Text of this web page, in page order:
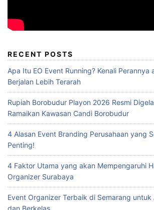
RECENT POSTS
Apa Itu EO Event Running? Kenali Perannya
Berjalan Lebih Terarah
Rupiah Borobudur Playon 2026 Resmi
Ramaikan Kawasan Candi Borobudur
4 Alasan Event Branding Perusahaan yang
Penting!
4 Faktor Utama yang akan Mempengaruhi
Organizer Surabaya
Event Organizer Terbaik di Semarang untuk